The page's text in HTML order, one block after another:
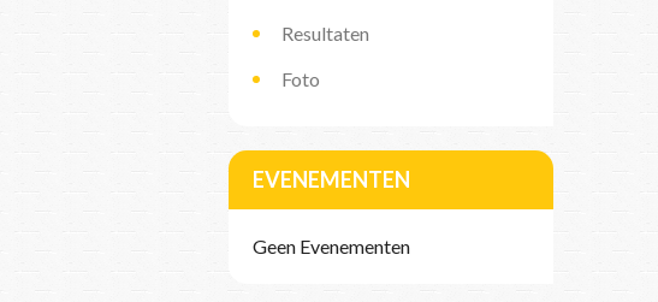
Resultaten
Foto
EVENEMENTEN
Geen Evenementen